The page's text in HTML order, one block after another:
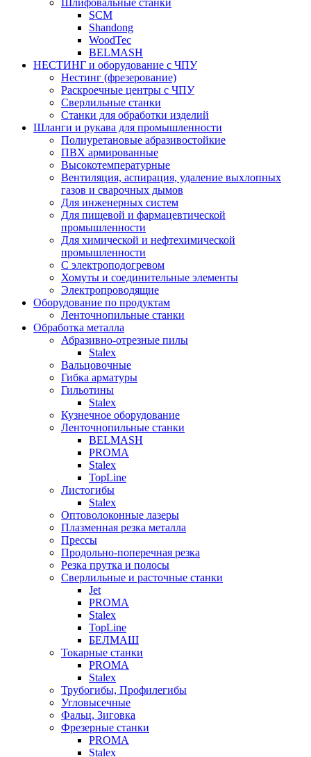
Шлифовальные станки
SCM
Shandong
WoodTec
BELMASH
НЕСТИНГ и оборудование с ЧПУ
Нестинг (фрезерование)
Раскроечные центры с ЧПУ
Сверлильные станки
Станки для обработки изделий
Шланги и рукава для промышленности
Полиуретановые абразивостойкие
ПВХ армированные
Высокотемпературные
Вентиляция, аспирация, удаление выхлопных
газов и сварочных дымов
Для инженерных систем
Для пищевой и фармацевтической
промышленности
Для химической и нефтехимической
промышленности
С электроподогревом
Хомуты и соединительные элементы
Электропроводящие
Оборудование по продуктам
Ленточнопильные станки
Обработка металла
Абразивно-отрезные пилы
Stalex
Вальцовочные
Гибка арматуры
Гильотины
Stalex
Кузнечное оборудование
Ленточнопильные станки
BELMASH
PROMA
Stalex
TopLine
Листогибы
Stalex
Оптоволоконные лазеры
Плазменная резка металла
Прессы
Продольно-поперечная резка
Резка прутка и полосы
Сверлильные и расточные станки
Jet
PROMA
Stalex
TopLine
БЕЛМАШ
Токарные станки
PROMA
Stalex
Трубогибы, Профилегибы
Угловысечные
Фальц, Зиговка
Фрезерные станки
PROMA
Stalex